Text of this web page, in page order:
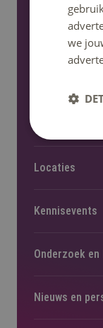
Locaties
Kennisevents
Onderzoek
Nieuws en
we